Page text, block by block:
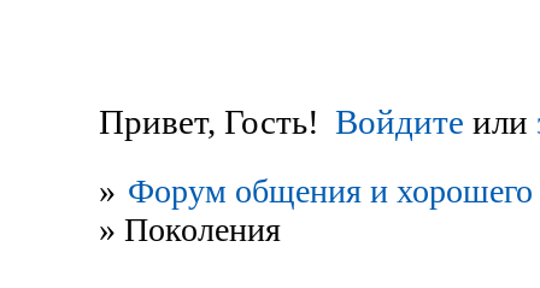
Привет, Гость! Войдите или
» Форум общения и хорошего
» Поколения